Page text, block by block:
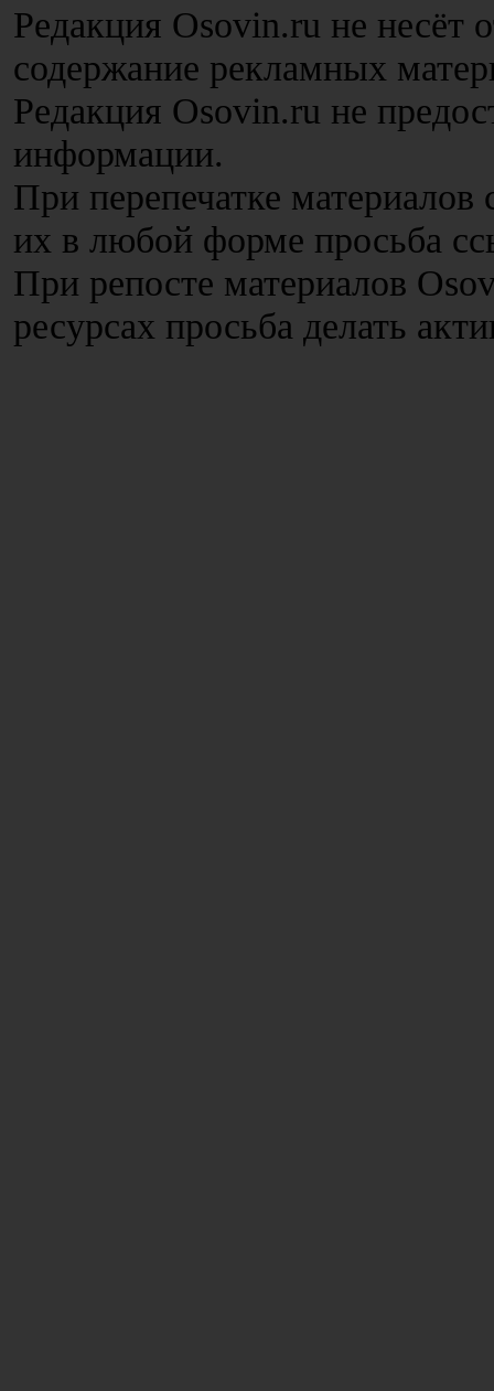
Редакция Osovin.ru не несёт
содержание рекламных
Редакция Osovin.ru не
информации.
При перепечатке
их в любой форме просьба
При репосте материалов
ресурсах просьба делать